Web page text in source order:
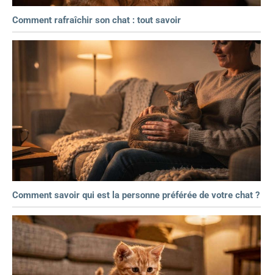
Comment rafraîchir son chat : tout savoir
Comment savoir qui est la personne préférée de votre chat ?